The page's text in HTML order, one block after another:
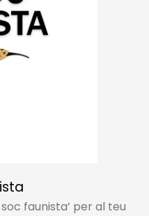
faunista’ per al teu